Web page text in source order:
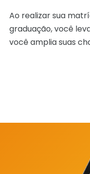
Ao realizar sua
graduação, você
você amplia suas